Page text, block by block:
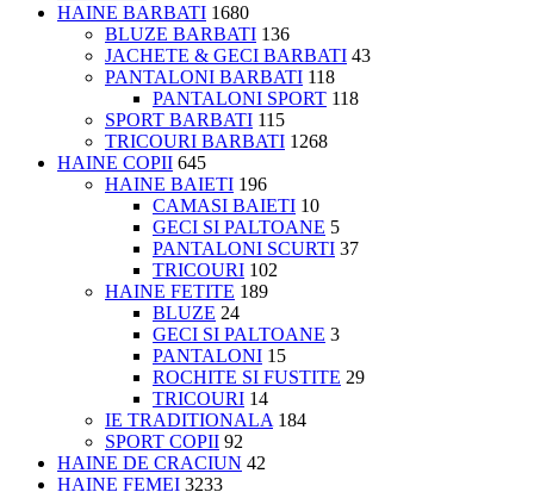
HAINE BARBATI 1680
BLUZE BARBATI 136
JACHETE & GECI BARBATI 43
PANTALONI BARBATI 118
PANTALONI SPORT 118
SPORT BARBATI 115
TRICOURI BARBATI 1268
HAINE COPII 645
HAINE BAIETI 196
CAMASI BAIETI 10
GECI SI PALTOANE 5
PANTALONI SCURTI 37
TRICOURI 102
HAINE FETITE 189
BLUZE 24
GECI SI PALTOANE 3
PANTALONI 15
ROCHITE SI FUSTITE 29
TRICOURI 14
IE TRADITIONALA 184
SPORT COPII 92
HAINE DE CRACIUN 42
HAINE FEMEI 3233